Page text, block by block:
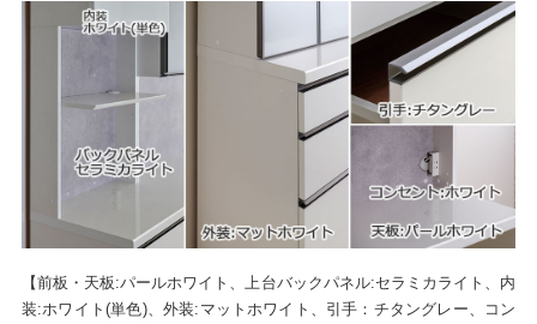
【前板・天板:パールホワイト、上台バックパネル:セラミカライト、内
装:ホワイト(単色)、外装:マットホワイト、引手：チタングレー、コン